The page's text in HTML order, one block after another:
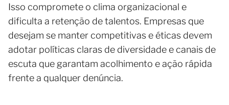
Isso compromete o clima organizacional e
dificulta a retenção de talentos. Empresas que
desejam se manter competitivas e éticas devem
adotar políticas claras de diversidade e canais de
escuta que garantam acolhimento e ação rápida
frente a qualquer denúncia.